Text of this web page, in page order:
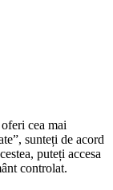
cea mai
sunteți de acord
puteți accesa
controlat.